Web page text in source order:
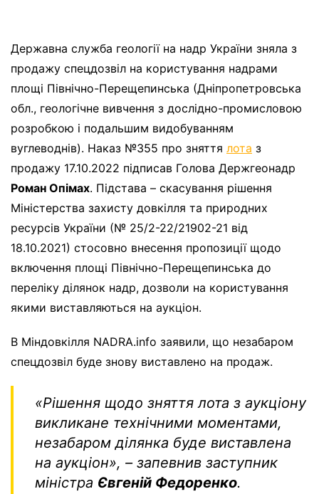
Державна служба геології на надр України зняла з
продажу спецдозвіл на користування надрами
площі Північно-Перещепинська (Дніпропетровська
обл., геологічне вивчення з дослідно-промисловою
розробкою і подальшим видобуванням
вуглеводнів). Наказ №355 про зняття лота з
продажу 17.10.2022 підписав Голова Держгеонадр
Роман Опімах. Підстава – скасування рішення
Міністерства захисту довкілля та природних
ресурсів України (№ 25/2-22/21902-21 від
18.10.2021) стосовно внесення пропозиції щодо
включення площі Північно-Перещепинська до
переліку ділянок надр, дозволи на користування
якими виставляються на аукціон.
В Міндовкілля NADRA.info заявили, що незабаром
спецдозвіл буде знову виставлено на продаж.
«Рішення щодо зняття лота з аукціону
викликане технічними моментами,
незабаром ділянка буде виставлена
на аукціон», – запевнив заступник
міністра Євгеній Федоренко.